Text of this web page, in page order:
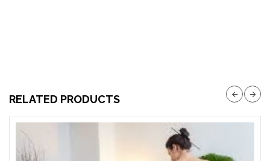
RELATED PRODUCTS